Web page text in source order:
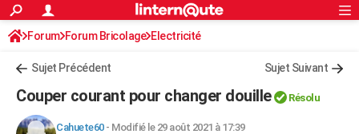
ACTUALITÉS
Politique
Société
Faits Divers
Education
Monde
Villes
+
FINANCE
S'inscrire
Connexion
Forum Forum Bricolage Electricité
Sujet Précédent Sujet Suivant
Couper courant pour changer douille Résolu
Cahuete60- Modifié le 29 août 2021 à 17:39